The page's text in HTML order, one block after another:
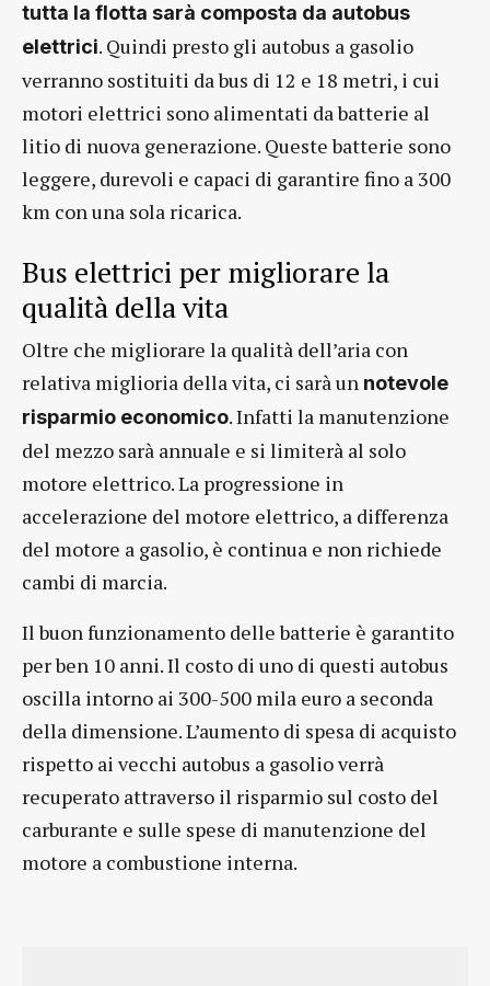
tutta la flotta sarà composta da autobus
elettrici. Quindi presto gli autobus a gasolio
verranno sostituiti da bus di 12 e 18 metri, i cui
motori elettrici sono alimentati da batterie al
litio di nuova generazione. Queste batterie sono
leggere, durevoli e capaci di garantire fino a 300
km con una sola ricarica.
Bus elettrici per migliorare la
qualità della vita
Oltre che migliorare la qualità dell’aria con
relativa miglioria della vita, ci sarà un notevole
risparmio economico. Infatti la manutenzione
del mezzo sarà annuale e si limiterà al solo
motore elettrico. La progressione in
accelerazione del motore elettrico, a differenza
del motore a gasolio, è continua e non richiede
cambi di marcia.
Il buon funzionamento delle batterie è garantito
per ben 10 anni. Il costo di uno di questi autobus
oscilla intorno ai 300-500 mila euro a seconda
della dimensione. L’aumento di spesa di acquisto
rispetto ai vecchi autobus a gasolio verrà
recuperato attraverso il risparmio sul costo del
carburante e sulle spese di manutenzione del
motore a combustione interna.